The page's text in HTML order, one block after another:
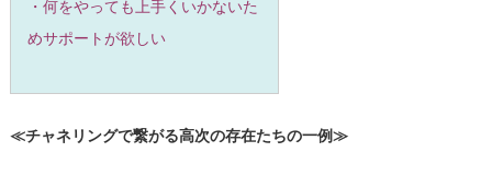
・何をやっても上手くいかないた
めサポートが欲しい
≪チャネリングで繋がる高次の存在たちの一例≫